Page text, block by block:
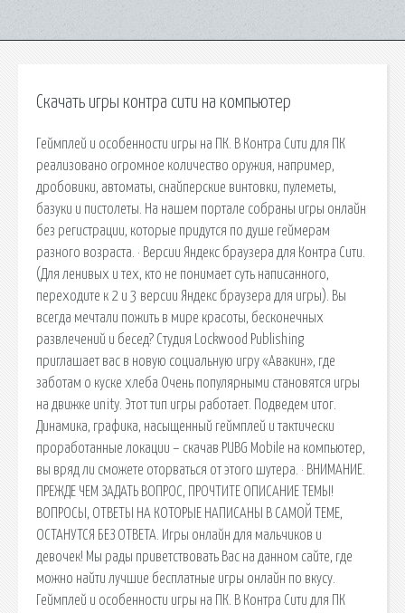
Скачать игры контра сити на компьютер
Геймплей и особенности игры на ПК. В Контра Сити для ПК
реализовано огромное количество оружия, например,
дробовики, автоматы, снайперские винтовки, пулеметы,
базуки и пистолеты. На нашем портале собраны игры онлайн
без регистрации, которые придутся по душе геймерам
разного возраста. · Версии Яндекс браузера для Контра Сити.
(Для ленивых и тех, кто не понимает суть написанного,
переходите к 2 и 3 версии Яндекс браузера для игры). Вы
всегда мечтали пожить в мире красоты, бесконечных
развлечений и бесед? Студия Lockwood Publishing
приглашает вас в новую социальную игру «Авакин», где
заботам о куске хлеба Очень популярными становятся игры
на движке unity. Этот тип игры работает. Подведем итог.
Динамика, графика, насыщенный геймплей и тактически
проработанные локации – скачав PUBG Mobile на компьютер,
вы вряд ли сможете оторваться от этого шутера. · ВНИМАНИЕ.
ПРЕЖДЕ ЧЕМ ЗАДАТЬ ВОПРОС, ПРОЧТИТЕ ОПИСАНИЕ ТЕМЫ!
ВОПРОСЫ, ОТВЕТЫ НА КОТОРЫЕ НАПИСАНЫ В САМОЙ ТЕМЕ,
ОСТАНУТСЯ БЕЗ ОТВЕТА. Игры онлайн для мальчиков и
девочек! Мы рады приветствовать Вас на данном сайте, где
можно найти лучшие бесплатные игры онлайн по вкусу.
Геймплей и особенности игры на ПК. В Контра Сити для ПК